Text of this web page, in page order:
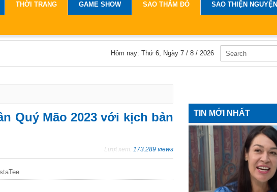
THỜI TRANG GAME SHOW SAO THẢM ĐỎ SAO THIỆN NGUYỆN
Hôm nay: Thứ 6, Ngày 7 / 8 / 2026
Quý Mão 2023 với kịch bản
Lượt xem: 173.289 views
TIN MỚI NHẤT